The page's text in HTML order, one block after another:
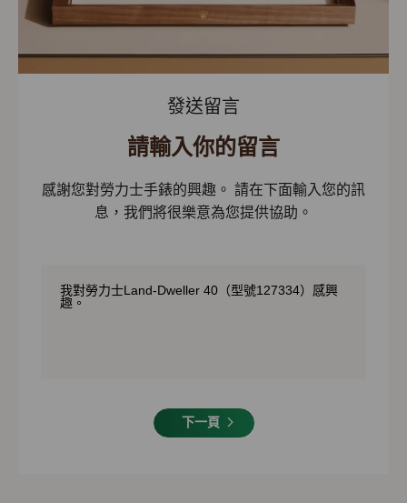
發送留言
請輸入你的留言
感謝您對勞力士手錶的興趣。 請在下面輸入您的訊
息，我們將很樂意為您提供協助。
下一頁